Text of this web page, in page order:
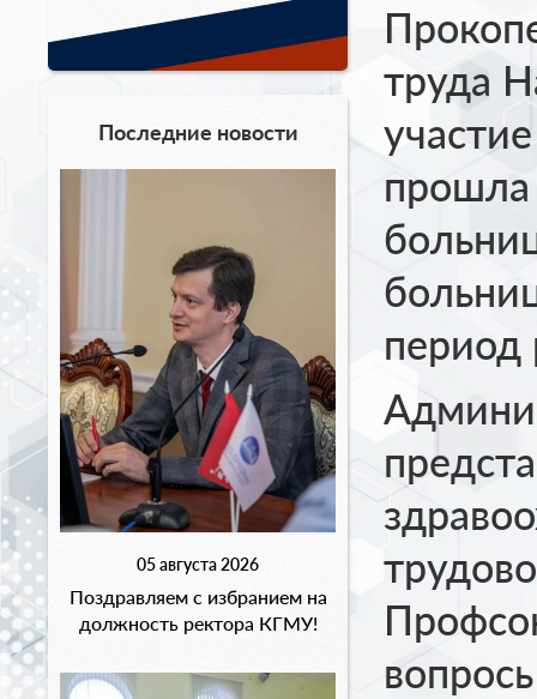
Последние новости
05 августа 2026
Поздравляем с избранием на
должность ректора КГМУ!
труда
прошла
период